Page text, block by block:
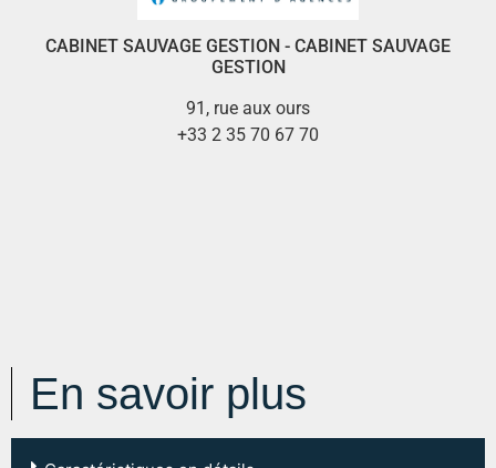
CABINET SAUVAGE GESTION - CABINET SAUVAGE
GESTION
91, rue aux ours
+33 2 35 70 67 70
En savoir plus